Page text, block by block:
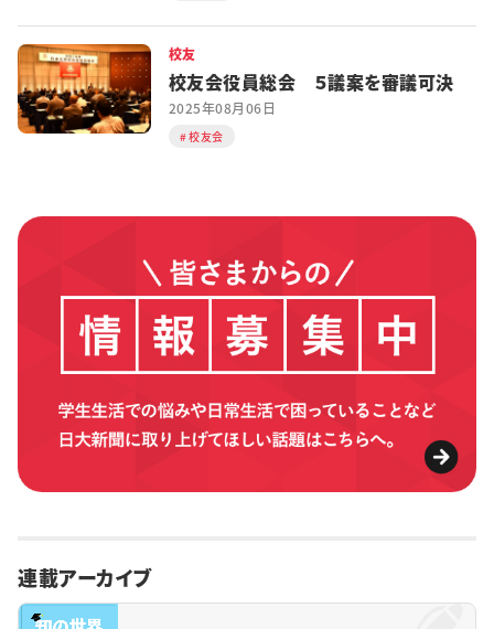
校友
校友会役員総会 ５議案を審議可決
2025年08月06日
校友会
連載アーカイブ